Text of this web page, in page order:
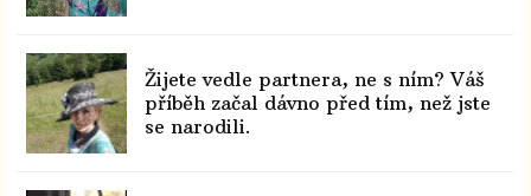
Žijete vedle partnera, ne s ním? Váš
příběh začal dávno před tím, než jste
se narodili.